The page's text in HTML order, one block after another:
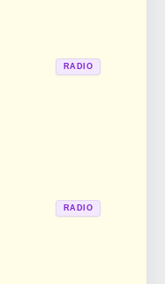
RADIO
RADIO